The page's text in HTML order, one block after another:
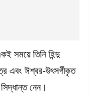
সময়ে তিনি হিন্দু
এবং ঈশ্বর-উৎসর্গীকৃত
নেন।